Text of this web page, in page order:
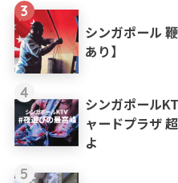
3
シンガポール
あり】
4
シンガポール
ャードプラザ
よ
5